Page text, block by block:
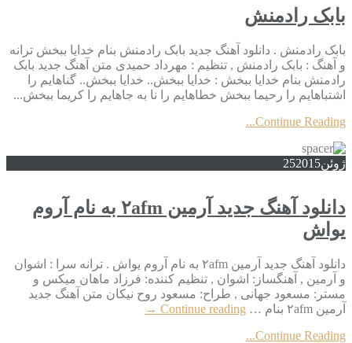
بابک رادمنش
بابک رادمنش . دانلود آهنگ جدید بابک رادمنش بنام خدایا ببخش ترانه
و آهنگ : بابک رادمنش , تنظیم : مهرداد حمیدی متن آهنگ جدید بابک
رادمنش بنام خدایا ببخش : خدایا ببخش.. خدایا ببخش.. گناهایم را
اشتباهایم را رحیما ببخش خطاهایم را نا به جاهایم را کریما ببخش...
Continue Reading...
ژوئن 252015
دانلود آهنگ جدید آرمین ۲afm به نام آروم
یواش
دانلود آهنگ جدید آرمین ۲afm به نام آروم یواش . ترانه سرا : اشوان
و آرمین , آهنگساز: اشوان , تنظیم کننده: فرزاد ماهان میکس و
مستر: مسعود جهانی , طراح: مسعود روح نیکان متن آهنگ جدید
آرمین ۲afm بنام …
Continue reading
→
Continue Reading...